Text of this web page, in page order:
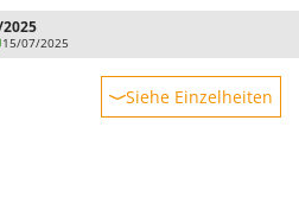
15/07/2025
Siehe Einzelheiten